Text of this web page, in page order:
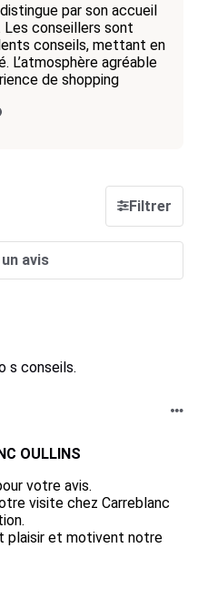
par son accueil
conseillers sont
conseils, mettant en
L’atmosphère agréable
de shopping
Filtrer
avis
s conseils.
OULLINS
votre avis.
visite chez Carreblanc
plaisir et motivent notre